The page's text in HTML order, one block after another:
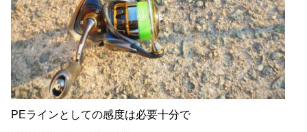
PEラインとしての感度は必要十分で